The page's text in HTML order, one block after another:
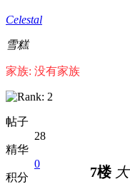
Celestal
雪糕
家族: 没有家族
帖子
28
精华
0
积分
7楼 大